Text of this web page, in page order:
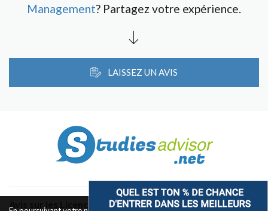
Management? Partagez votre expérience.
LAISSEZ UN AVIS
Avis sur les Licences & Bachelors